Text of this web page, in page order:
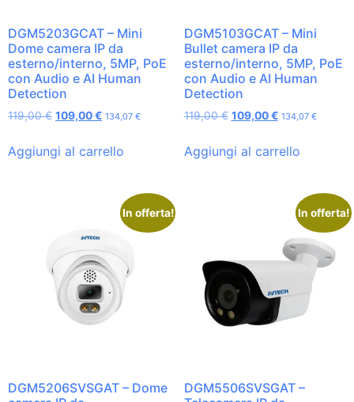
DGM5203GCAT – Mini
Dome camera IP da
esterno/interno, 5MP, PoE
con Audio e AI Human
Detection
119,00€ 109,00€ 134,07 €
Aggiungi al carrello
DGM5103GCAT – Mini
Bullet camera IP da
esterno/interno, 5MP, PoE
con Audio e AI Human
Detection
119,00€ 109,00€ 134,07 €
Aggiungi al carrello
In offerta!
DGM5206SVSGAT – Dome
In offerta!
DGM5506SVSGAT –